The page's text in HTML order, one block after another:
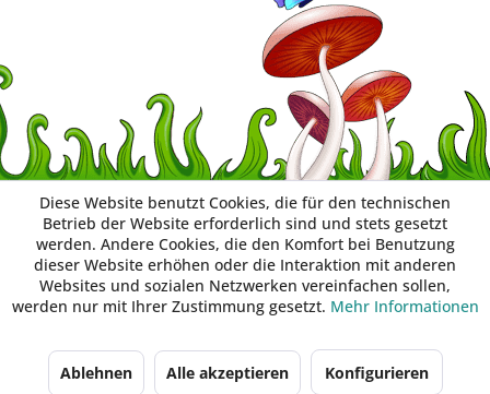
Diese Website benutzt Cookies, die für den technischen
Betrieb der Website erforderlich sind und stets gesetzt
werden. Andere Cookies, die den Komfort bei Benutzung
dieser Website erhöhen oder die Interaktion mit anderen
Websites und sozialen Netzwerken vereinfachen sollen,
werden nur mit Ihrer Zustimmung gesetzt. Mehr Informationen
Ablehnen Alle akzeptieren Konfigurieren